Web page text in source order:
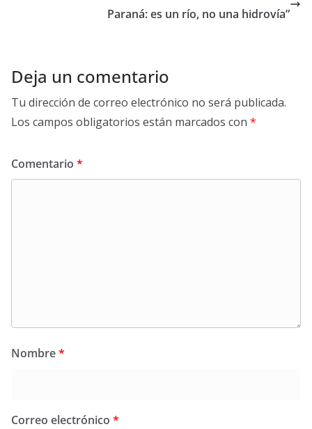
p k
Paraná: es un río, no una hidrovía”
Deja un comentario
Tu dirección de correo electrónico no será publicada.
Los campos obligatorios están marcados con *
Comentario *
Nombre*
Correo electrónico *